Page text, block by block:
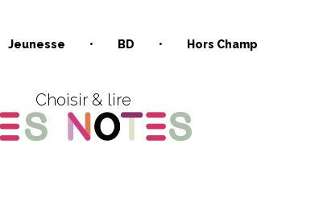
Jeunesse BD Hors Champ
Choisir & lire